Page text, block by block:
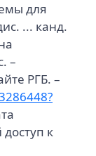
для
... канд.
–
РГБ. –
к